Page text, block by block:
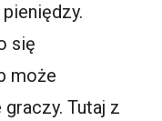
się
może
Tutaj z